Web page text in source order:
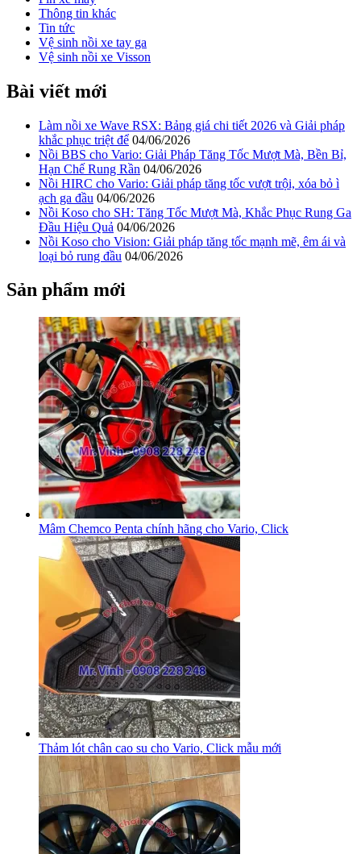
Thông tin khác
Tin tức
Vệ sinh nồi xe tay ga
Vệ sinh nồi xe Visson
Bài viết mới
Làm nồi xe Wave RSX: Bảng giá chi tiết 2026 và Giải pháp
khắc phục triệt để 04/06/2026
Nồi BBS cho Vario: Giải Pháp Tăng Tốc Mượt Mà, Bền Bỉ,
Hạn Chế Rung Rần 04/06/2026
Nồi HIRC cho Vario: Giải pháp tăng tốc vượt trội, xóa bỏ ì
ạch ga đầu 04/06/2026
Nồi Koso cho SH: Tăng Tốc Mượt Mà, Khắc Phục Rung Ga
Đầu Hiệu Quả 04/06/2026
Nồi Koso cho Vision: Giải pháp tăng tốc mạnh mẽ, êm ái và
loại bỏ rung đầu 04/06/2026
Sản phẩm mới
Mâm Chemco Penta chính hãng cho Vario, Click
Thảm lót chân cao su cho Vario, Click mẫu mới